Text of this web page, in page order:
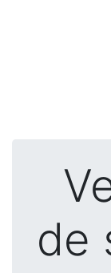
de